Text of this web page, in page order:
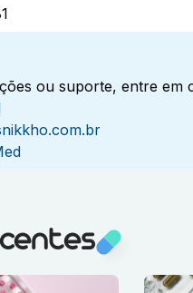
ou suporte, entre em